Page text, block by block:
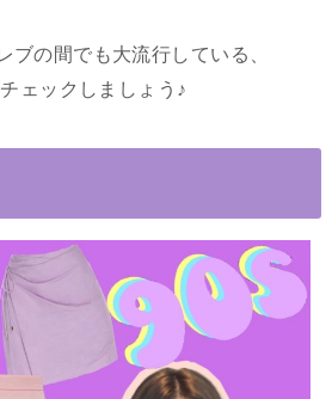
ブの間でも大流行している、
ェックしましょう♪